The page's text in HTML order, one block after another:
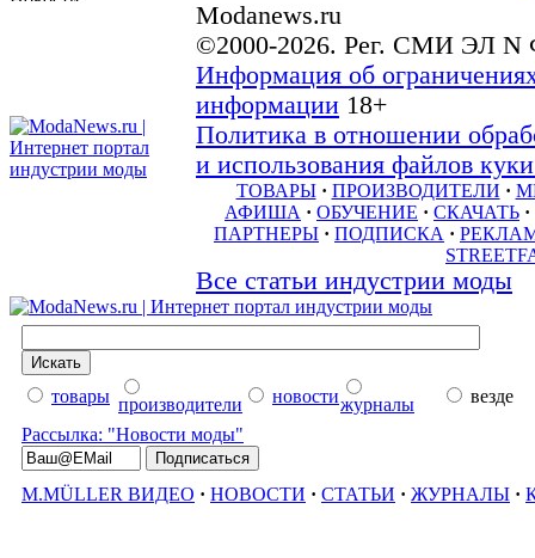
Modanews.ru
©2000-2026. Рег. СМИ ЭЛ N
Информация об
информации 18+
Политика в отношении
и использования файлов
ТОВАРЫ · ПРОИЗВОДИТЕЛИ ·
АФИША · ОБУЧЕНИЕ · СКАЧАТЬ ·
ПАРТНЕРЫ · ПОДПИСКА ·
Все статьи индустрии моды
товары производители новостижурналы
везде
Рассылка: "Новости моды"
M.MÜLLER ВИДЕО · НОВОСТИ · СТАТЬИ · ЖУРНАЛЫ ·